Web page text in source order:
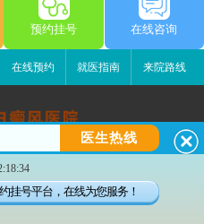
预约挂号 在线咨询
在线预约 就医指南 来院路线
风医院
护国路2号
明白癜风医院
医生热线
挂号平台，在线为您服务！